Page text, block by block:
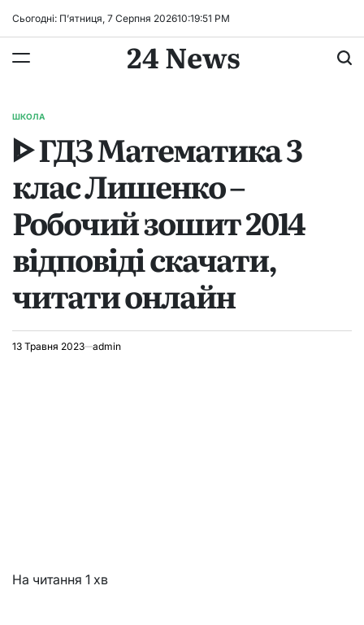
Сьогодні: П’ятниця, 7 Серпня 202610:19:52 PM
24 News
ОПУБЛІКУВАТИ
ШКОЛА
ᐈ ГДЗ Математика 3
клас Лишенко –
Робочий зошит 2014
відповіді скачати,
читати онлайн
13 Травня 2023 admin
На читання 1 хв